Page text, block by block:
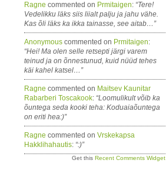
Ragne commented on Prmitaigen: “Tere!
Vedelikku läks siis liialt palju ja jahu vähe.
Kas õli läks ka ikka tainasse, see aitab…”
Anonymous commented on Prmitaigen:
“Hei! Ma olen selle retsepti järgi varem
teinud ja on õnnestunud, kuid nüüd tehes
käi kahel katsel…”
Ragne commented on Maitsev Kaunitar
Rabarberi Toscakook: “Loomulikult võib ka
õuntega seda kooki teha: Koduaiaõuntega
on eriti hea:)”
Ragne commented on Vrskekapsa
Hakklihahautis: “:)”
Get this Recent Comments Widget